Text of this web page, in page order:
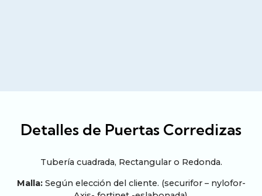
Detalles de Puertas Corredizas
Tubería cuadrada, Rectangular o Redonda.
Malla:Según elección del cliente. (securifor – nylofor-